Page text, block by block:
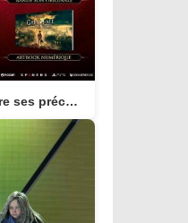
GreedFall : The Dying World ouvre ses précommandes et dévoile son édition Deluxe